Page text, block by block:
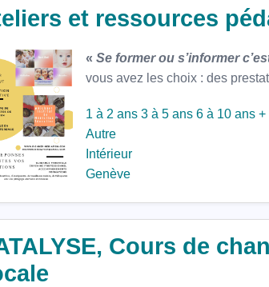
et ressources
« Se former ou s’informer
vous avez les choix : des
1 à 2 ans 3 à 5 ans 6 à 10 ans +
Autre
Intérieur
Genève
Cours de